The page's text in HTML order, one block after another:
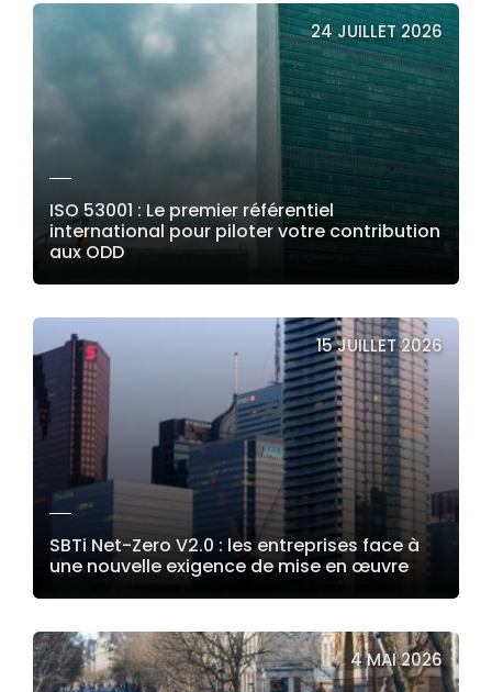
24 JUILLET 2026
ISO 53001 : Le premier référentiel
international pour piloter votre contribution
aux ODD
LIRE LA SUITE
15 JUILLET 2026
SBTi Net-Zero V2.0 : les entreprises face à
une nouvelle exigence de mise en œuvre
LIRE LA SUITE
4 MAI 2026